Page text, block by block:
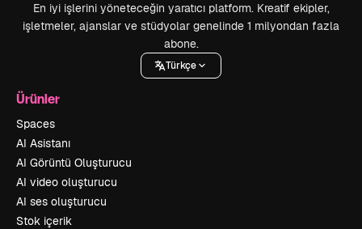
En iyi işlerini yöneteceğin yaratıcı platform. Kreatif ekipler,
işletmeler, ajanslar ve stüdyolar genelinde 1 milyondan fazla
abone.
Türkçe
Ürünler
Spaces
AI Asistanı
AI Görüntü Oluşturucu
AI video oluşturucu
AI ses oluşturucu
Stok içerik